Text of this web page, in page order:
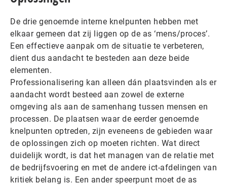
De drie genoemde interne knelpunten hebben met
elkaar gemeen dat zij liggen op de as ‘mens/proces’.
Een effectieve aanpak om de situatie te verbeteren,
dient dus aandacht te besteden aan deze beide
elementen.
Professionalisering kan alleen dán plaatsvinden als er
aandacht wordt besteed aan zowel de externe
omgeving als aan de samenhang tussen mensen en
processen. De plaatsen waar de eerder genoemde
knelpunten optreden, zijn eveneens de gebieden waar
de oplossingen zich op moeten richten. Wat direct
duidelijk wordt, is dat het managen van de relatie met
de bedrijfsvoering en met de andere ict-afdelingen van
kritiek belang is. Een ander speerpunt moet de as